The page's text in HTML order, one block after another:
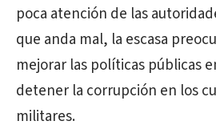
poca atención de las
que anda mal, la escasa
mejorar las políticas públicas
detener la corrupción en los
militares.